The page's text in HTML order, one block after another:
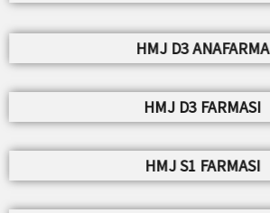
HMJ D3 ANAFARMA
HMJ D3 FARMASI
HMJ S1 FARMASI